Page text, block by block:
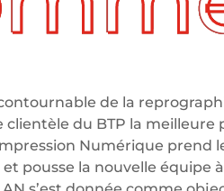
de la
clientèle du BTP la meilleure
Numérique prend
pousse la nouvelle